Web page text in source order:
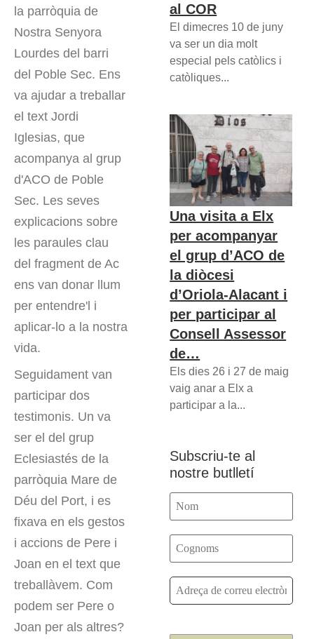
la parròquia de
Nostra Senyora
Lourdes del barri
del Poble Sec. Ens
va ajudar a treballar
el text Jordi
Iglesias, que
acompanya al grup
d'ACO de Poble
Sec. Les seves
explicacions sobre
les paraules clau
del fragment de Ac
ens van donar llum
per entendre'l i
aplicar-lo a la nostra
vida.
Seguidament van
participar dos
testimonis. Un va
ser el del grup
Eclesiastés de la
parròquia Mare de
Déu del Port, i es
fixava en els gestos
i accions de Pere i
Joan en el text que
treballàvem. Com
podem ser Pere o
Joan per als altres?
al COR
El dimecres 10 de juny
va ser un dia molt
especial pels catòlics i
catòliques...
Una visita a Elx
per acompanyar
el grup d’ACO de
la diòcesi
d’Oriola-Alacant i
per participar al
Consell Assessor
de…
Els dies 26 i 27 de maig
vaig anar a Elx a
participar a la...
Subscriu-te al
nostre butlletí